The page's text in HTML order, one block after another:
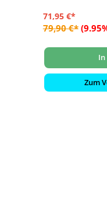
71,95 €*
79,90 €*
Zum